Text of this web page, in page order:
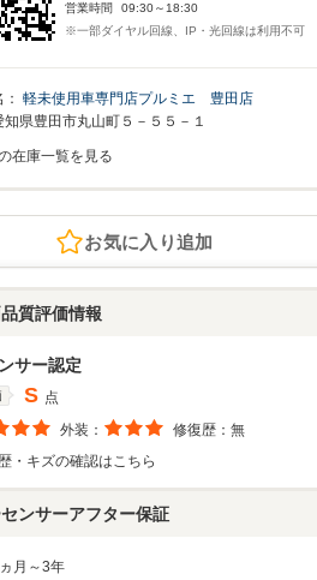
営業時間
09:30～18:30
※一部ダイヤル回線、IP・光回線は利用不可
軽未使用車専門店プルミエ 豊田店
知県豊田市丸山町５－５５－１
在庫一覧を見る
お気に入り追加
質評価情報
サー認定
S 点
外装： 修復歴： 無
・キズの確認はこちら
ンサーアフター保証
月～3年
17,772円
30,000円 ×